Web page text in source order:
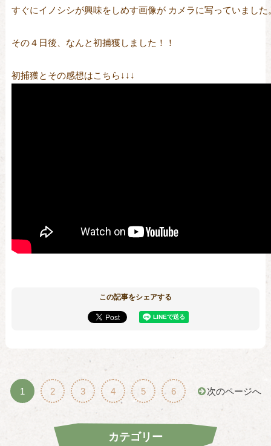
すぐにイノシシが興味をしめす画像が カメラに写っていまし
その４日後、なんと初捕獲しました！！
初捕獲とその感想はこちら↓↓↓
この記事をシェアする
1 2 3 4 5 6 次のページへ
カテゴリー